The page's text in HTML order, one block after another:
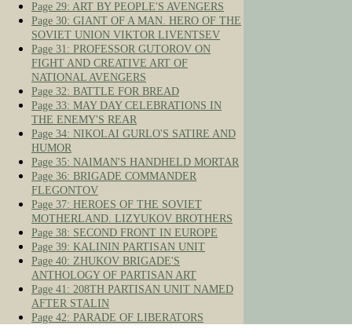
Page 29: ART BY PEOPLE'S AVENGERS
Page 30: GIANT OF A MAN. HERO OF THE
SOVIET UNION VIKTOR LIVENTSEV
Page 31: PROFESSOR GUTOROV ON
FIGHT AND CREATIVE ART OF
NATIONAL AVENGERS
Page 32: BATTLE FOR BREAD
Page 33: MAY DAY CELEBRATIONS IN
THE ENEMY'S REAR
Page 34: NIKOLAI GURLO'S SATIRE AND
HUMOR
Page 35: NAIMAN'S HANDHELD MORTAR
Page 36: BRIGADE COMMANDER
FLEGONTOV
Page 37: HEROES OF THE SOVIET
MOTHERLAND. LIZYUKOV BROTHERS
Page 38: SECOND FRONT IN EUROPE
Page 39: KALININ PARTISAN UNIT
Page 40: ZHUKOV BRIGADE'S
ANTHOLOGY OF PARTISAN ART
Page 41: 208TH PARTISAN UNIT NAMED
AFTER STALIN
Page 42: PARADE OF LIBERATORS